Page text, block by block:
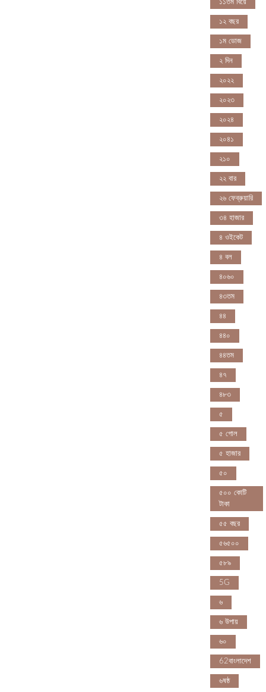
১১তম বিয়ে
১২ বছর
১ম ডোজ
২ দিন
২০২২
২০২৩
২০২৪
২০৪১
২১০
২২ বার
২৬ ফেব্রুয়ারি
৩৪ হাজার
৪ ওইকেট
৪ বল
৪০৬০
৪৩তম
৪৪
৪৪০
৪৪তম
৪৭
৪৮৩
৫
৫ গোল
৫ হাজার
৫০
৫০০ কোটি
টাকা
৫৫ বছর
৫৬৫০০
৫৮৯
5G
৬
৬ উপায়
৬০
62বাংলাদেশ
৬ষষ্ঠ